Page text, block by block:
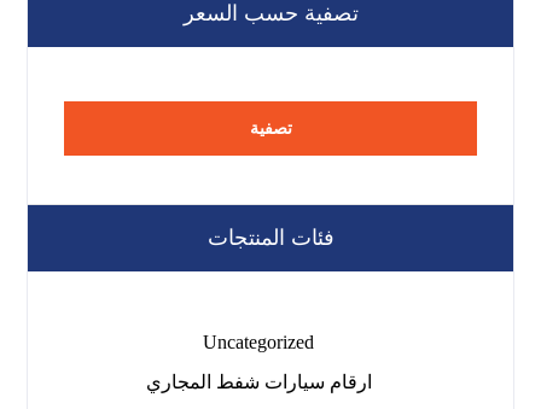
تصفية حسب السعر
تصفية
فئات المنتجات
Uncategorized
ارقام سيارات شفط المجاري